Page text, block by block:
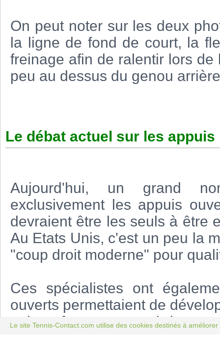
Le site Tennis-Contact.com utilise des cookies destinés à
On peut noter sur les deux
la ligne de fond de court, la
freinage afin de ralentir lors
peu au dessus du genou
Le débat actuel sur les appuis
Aujourd'hui, un grand
exclusivement les appuis
devraient être les seuls à être
Au Etats Unis, c'est un peu la
"coup droit moderne" pour
Ces spécialistes ont
ouverts permettaient de
qui est faux au regard des